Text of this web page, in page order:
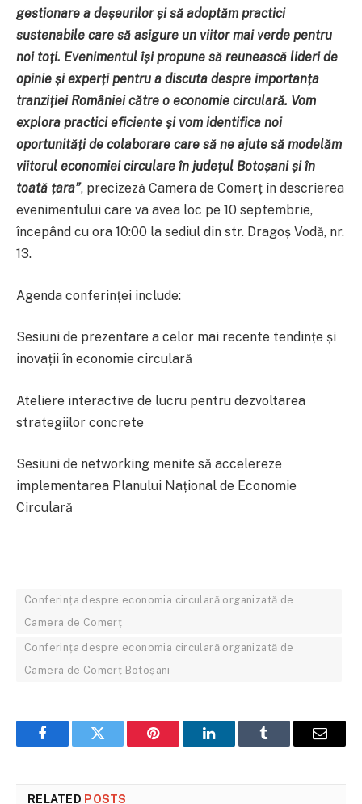
gestionare a deșeurilor și să adoptăm practici
sustenabile care să asigure un viitor mai verde pentru
noi toți. Evenimentul își propune să reunească lideri de
opinie și experți pentru a discuta despre importanța
tranziției României către o economie circulară. Vom
explora practici eficiente și vom identifica noi
oportunități de colaborare care să ne ajute să modelăm
viitorul economiei circulare în județul Botoșani și în
toată țara”, precizeză Camera de Comerț în descrierea
evenimentului care va avea loc pe 10 septembrie,
începând cu ora 10:00 la sediul din str. Dragoș Vodă, nr.
13.
Agenda conferinței include:
Sesiuni de prezentare a celor mai recente tendințe și
inovații în economie circulară
Ateliere interactive de lucru pentru dezvoltarea
strategiilor concrete
Sesiuni de networking menite să accelereze
implementarea Planului Național de Economie
Circulară
Conferința despre economia circulară organizată de
Camera de Comerț
Conferința despre economia circulară organizată de
Camera de Comerț Botoșani
FacebookTwitter Pinterest LinkedInTumblr Email
RELATED POSTS